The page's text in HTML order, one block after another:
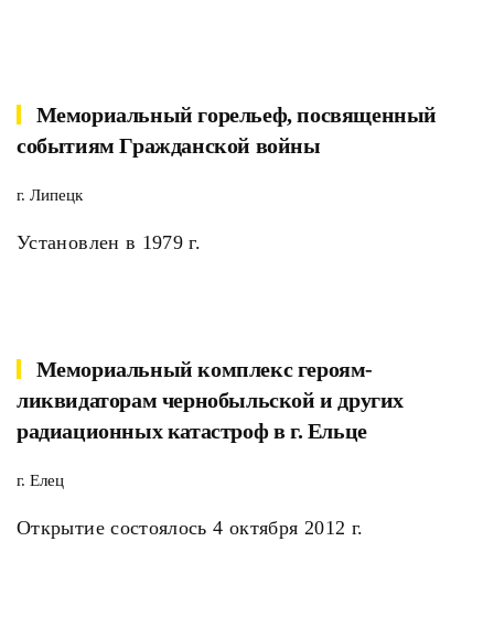
Мемориальный горельеф, посвященный
событиям Гражданской войны
г. Липецк
Установлен в 1979 г.
Мемориальный комплекс героям-
ликвидаторам чернобыльской и других
радиационных катастроф в г. Ельце
г. Елец
Открытие состоялось 4 октября 2012 г.